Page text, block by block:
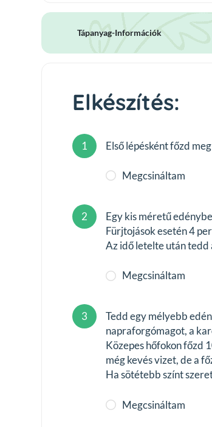
Tápanyag-Információk
Elkészítés:
1 Első lépésként főzd
Megcsináltam
2
Egy kis méretű
Fürjtojások esetén 4
Az idő letelte után tedd
Megcsináltam
3
Tedd egy mélyebb
napraforgómagot, a
Közepes hőfokon főzd
még kevés vizet, de a
Ha sötétebb színt
Megcsináltam